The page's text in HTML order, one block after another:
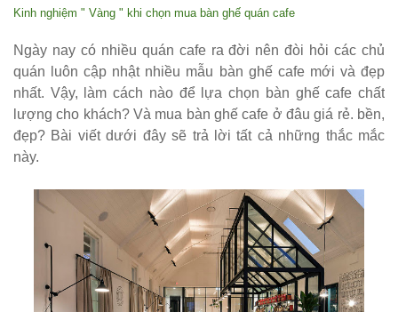
sang trọng,
hiện đại
Kệ decor
trang trí
KM01 - Kệ
vách ngăn
căn hộ, văn
quán cafe
Bộ bàn ghế
Kinh nghiệm " Vàng " khi chọn mua bàn ghế quán cafe
Ngày nay có nhiều quán cafe ra đời nên đòi hỏi các chủ
quán luôn cập nhật nhiều mẫu bàn ghế cafe mới và đẹp
nhất. Vậy, làm cách nào để lựa chọn bàn ghế cafe chất
lượng cho khách? Và mua bàn ghế cafe ở đâu giá rẻ. bền,
đẹp? Bài viết dưới đây sẽ trả lời tất cả những thắc mắc
này.